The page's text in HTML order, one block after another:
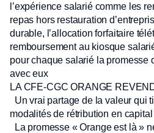
l’expérience salarié comme les
repas hors restauration
durable, l’allocation forfaitaire
remboursement au kiosque
pour chaque salarié la promesse
avec eux
LA CFE-CGC ORANGE
Un vrai partage de la valeur qui
modalités de rétribution en
La promesse « Orange est là »